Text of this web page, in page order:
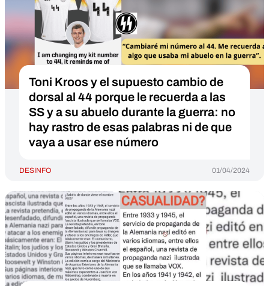
Toni Kroos y el supuesto cambio de
dorsal al 44 porque le recuerda a las
SS y a su abuelo durante la guerra: no
hay rastro de esas palabras ni de que
vaya a usar ese número
DESINFO 01/04/2024